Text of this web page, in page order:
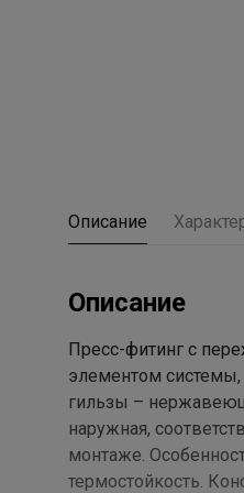
Описание
Описание
Пресс-фитинг с
элементом
гильзы –
наружная,
монтаже.
термостойкость.